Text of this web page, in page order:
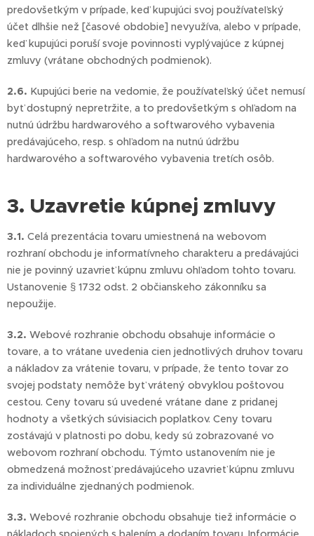
predovšetkým v prípade, keď kupujúci svoj používateľský
účet dlhšie než [časové obdobie] nevyužíva, alebo v prípade,
keď kupujúci poruší svoje povinnosti vyplývajúce z kúpnej
zmluvy (vrátane obchodných podmienok).
2.6. Kupujúci berie na vedomie, že používateľský účet nemusí
byť dostupný nepretržite, a to predovšetkým s ohľadom na
nutnú údržbu hardwarového a softwarového vybavenia
predávajúceho, resp. s ohľadom na nutnú údržbu
hardwarového a softwarového vybavenia tretích osôb.
3. Uzavretie kúpnej zmluvy
3.1. Celá prezentácia tovaru umiestnená na webovom
rozhraní obchodu je informatívneho charakteru a predávajúci
nie je povinný uzavrieť kúpnu zmluvu ohľadom tohto tovaru.
Ustanovenie § 1732 odst. 2 občianskeho zákonníku sa
nepoužije.
3.2. Webové rozhranie obchodu obsahuje informácie o
tovare, a to vrátane uvedenia cien jednotlivých druhov tovaru
a nákladov za vrátenie tovaru, v prípade, že tento tovar zo
svojej podstaty nemôže byť vrátený obvyklou poštovou
cestou. Ceny tovaru sú uvedené vrátane dane z pridanej
hodnoty a všetkých súvisiacich poplatkov. Ceny tovaru
zostávajú v platnosti po dobu, kedy sú zobrazované vo
webovom rozhraní obchodu. Týmto ustanovením nie je
obmedzená možnosť predávajúceho uzavrieť kúpnu zmluvu
za individuálne zjednaných podmienok.
3.3. Webové rozhranie obchodu obsahuje tiež informácie o